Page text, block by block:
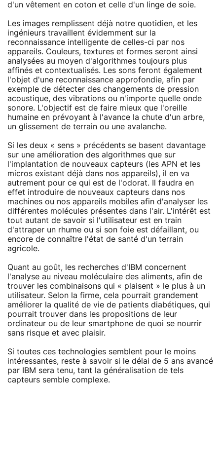
d'un vêtement en coton et celle d'un linge de soie.
Les images remplissent déjà notre quotidien, et les
ingénieurs travaillent évidemment sur la
reconnaissance intelligente de celles-ci par nos
appareils. Couleurs, textures et formes seront ainsi
analysées au moyen d'algorithmes toujours plus
affinés et contextualisés. Les sons feront également
l'objet d'une reconnaissance approfondie, afin par
exemple de détecter des changements de pression
acoustique, des vibrations ou n'importe quelle onde
sonore. L'objectif est de faire mieux que l'oreille
humaine en prévoyant à l'avance la chute d'un arbre,
un glissement de terrain ou une avalanche.
Si les deux « sens » précédents se basent davantage
sur une amélioration des algorithmes que sur
l'implantation de nouveaux capteurs (les APN et les
micros existant déjà dans nos appareils), il en va
autrement pour ce qui est de l'odorat. Il faudra en
effet introduire de nouveaux capteurs dans nos
machines ou nos appareils mobiles afin d'analyser les
différentes molécules présentes dans l'air. L'intérêt est
tout autant de savoir si l'utilisateur est en train
d'attraper un rhume ou si son foie est défaillant, ou
encore de connaître l'état de santé d'un terrain
agricole.
Quant au goût, les recherches d'IBM concernent
l'analyse au niveau moléculaire des aliments, afin de
trouver les combinaisons qui « plaisent » le plus à un
utilisateur. Selon la firme, cela pourrait grandement
améliorer la qualité de vie de patients diabétiques, qui
pourrait trouver dans les propositions de leur
ordinateur ou de leur smartphone de quoi se nourrir
sans risque et avec plaisir.
Si toutes ces technologies semblent pour le moins
intéressantes, reste à savoir si le délai de 5 ans avancé
par IBM sera tenu, tant la généralisation de tels
capteurs semble complexe.